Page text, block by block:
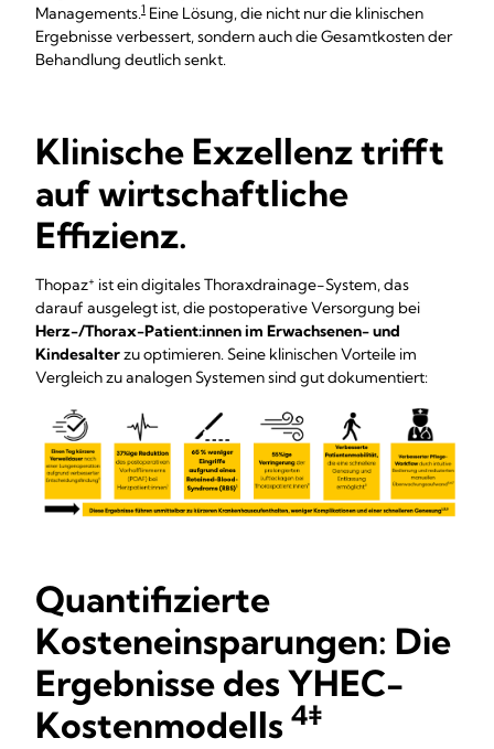
Managements.1 Eine Lösung, die nicht nur die klinischen
Ergebnisse verbessert, sondern auch die Gesamtkosten der
Behandlung deutlich senkt.
Klinische Exzellenz trifft
auf wirtschaftliche
Effizienz.
Thopaz+ ist ein digitales Thoraxdrainage-System, das
darauf ausgelegt ist, die postoperative Versorgung bei
Herz-/Thorax-Patient:innen im Erwachsenen- und
Kindesalterzu optimieren. Seine klinischen Vorteile im
Vergleich zu analogen Systemen sind gut dokumentiert:
Quantifizierte
Kosteneinsparungen: Die
Ergebnisse des YHEC-
Kostenmodells 4‡